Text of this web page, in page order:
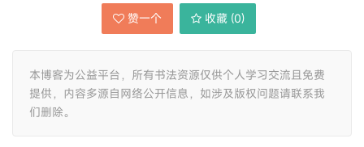
赞一个 收藏 (0)
本博客为公益平台，所有书法资源仅供个人学习交流且免费
提供，内容多源自网络公开信息，如涉及版权问题请联系我
们删除。